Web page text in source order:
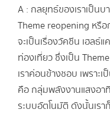
A : กลยุทธ์ของเราเป็นบ
Theme reopening หรื
จะเป็นเรื่องวัคซีน เฮลธ์
ท่องเที่ยว ซึ่งเป็น
เราค่อนข้างชอบ เพราะเ
คือ กลุ่มพลังงานแสงอา
ระบบอัตโนมัติ ดังนั้นเร